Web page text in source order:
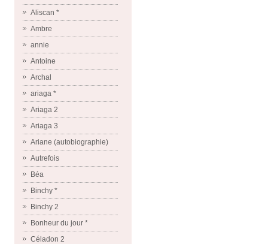
Aliscan *
Ambre
annie
Antoine
Archal
ariaga *
Ariaga 2
Ariaga 3
Ariane (autobiographie)
Autrefois
Béa
Binchy *
Binchy 2
Bonheur du jour *
Céladon 2